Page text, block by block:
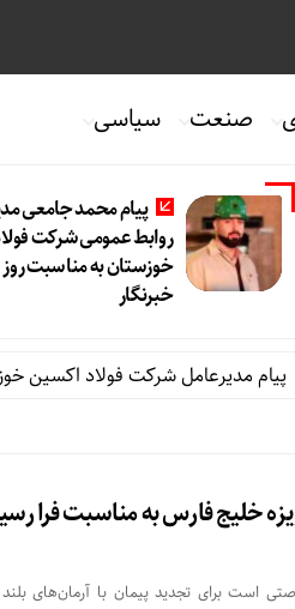
صنعت سیاسی
پیام محمد جامعی
روابط عمومی شرکت
خوزستان به مناسبت روز
خبرنگار
مدیرعامل شرکت فولاد اکسین
خلیج فارس به مناسبت فرا
است برای تجدید پیمان با آرمان‌های